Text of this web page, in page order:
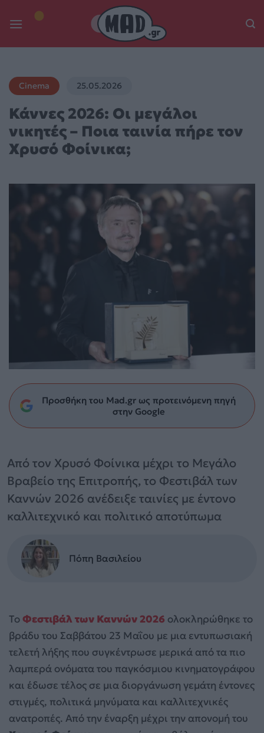
Cinema 25.05.2026
Κάννες 2026: Οι μεγάλοι
νικητές – Ποια ταινία πήρε τον
Χρυσό Φοίνικα;
Προσθήκη του Mad.gr ως προτεινόμενη πηγή
στην Google
Από τον Χρυσό Φοίνικα μέχρι το Μεγάλο
Βραβείο της Επιτροπής, το Φεστιβάλ των
Καννών 2026 ανέδειξε ταινίες με έντονο
καλλιτεχνικό και πολιτικό αποτύπωμα
Πόπη Βασιλείου
ΤοΦεστιβάλ των Καννών 2026 ολοκληρώθηκε το
βράδυ του Σαββάτου 23 Μαΐου με μια εντυπωσιακή
τελετή λήξης που συγκέντρωσε μερικά από τα πιο
λαμπερά ονόματα του παγκόσμιου κινηματογράφου
και έδωσε τέλος σε μια διοργάνωση γεμάτη έντονες
στιγμές, πολιτικά μηνύματα και καλλιτεχνικές
ανατροπές. Από την έναρξη μέχρι την απονομή του